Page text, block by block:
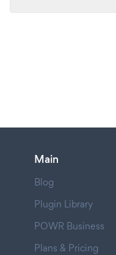
Main
Blog
Plugin Library
POWR Business
Plans & Pricing